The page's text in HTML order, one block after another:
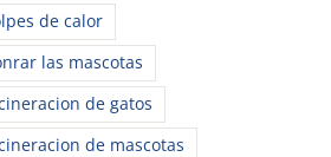
de calor
las mascotas
de gatos
de mascotas